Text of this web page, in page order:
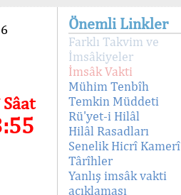
Önemli Linkler
Farklı Takvim ve
İmsâkiyeler
İmsâk Vakti
Mühim Tenbîh
Temkin Müddeti
Rü'yet-i Hilâl
Hilâl Rasadları
Senelik Hicrî Kamerî
Târîhler
Yanlış imsâk vakti
açıklaması